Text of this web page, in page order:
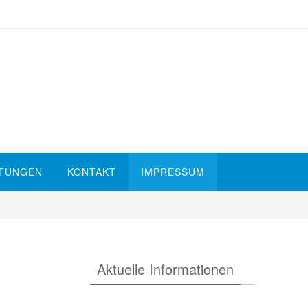
KONTAKT IMPRESSUM
Aktuelle Informationen